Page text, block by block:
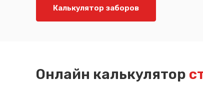
Калькулятор заборов
Онлайн калькулятор